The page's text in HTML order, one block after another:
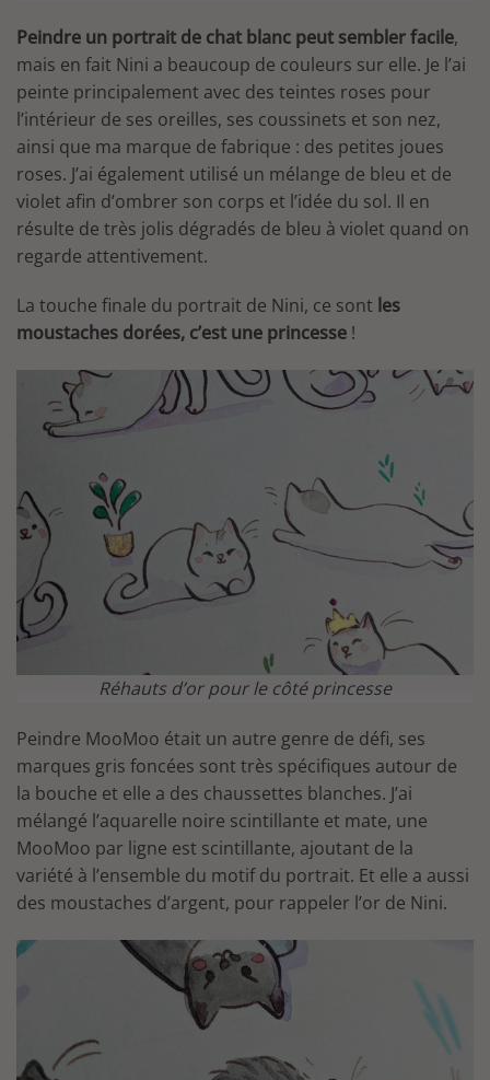
Peindre un portrait de chat blanc peut sembler facile,
mais en fait Nini a beaucoup de couleurs sur elle. Je l’ai
peinte principalement avec des teintes roses pour
l’intérieur de ses oreilles, ses coussinets et son nez,
ainsi que ma marque de fabrique : des petites joues
roses. J’ai également utilisé un mélange de bleu et de
violet afin d’ombrer son corps et l’idée du sol. Il en
résulte de très jolis dégradés de bleu à violet quand on
regarde attentivement.
La touche finale du portrait de Nini, ce sont les
moustaches dorées, c’est une princesse !
Réhauts d’or pour le côté princesse
Peindre MooMoo était un autre genre de défi, ses
marques gris foncées sont très spécifiques autour de
la bouche et elle a des chaussettes blanches. J’ai
mélangé l’aquarelle noire scintillante et mate, une
MooMoo par ligne est scintillante, ajoutant de la
variété à l’ensemble du motif du portrait. Et elle a aussi
des moustaches d’argent, pour rappeler l’or de Nini.